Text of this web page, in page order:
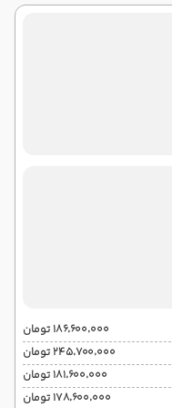
۱۸۶٬۶۰۰٬۰۰۰ تومان
۲۴۵٬۷۰۰٬۰۰۰ تومان
۱۸۱٬۶۰۰٬۰۰۰ تومان
۱۷۸٬۶۰۰٬۰۰۰ تومان